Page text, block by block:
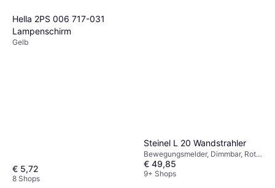
Hella 2PS 006 717-031
Lampenschirm
Gelb
€ 5,72
8 Shops
Steinel L 20 Wandstrahler
Bewegungsmelder, Dimmbar, Rot,
Grau, Silber, Weiß, Schwarz,
Aluminium, Edelstahl, Edelstahl,
€ 49,85
9+ Shops